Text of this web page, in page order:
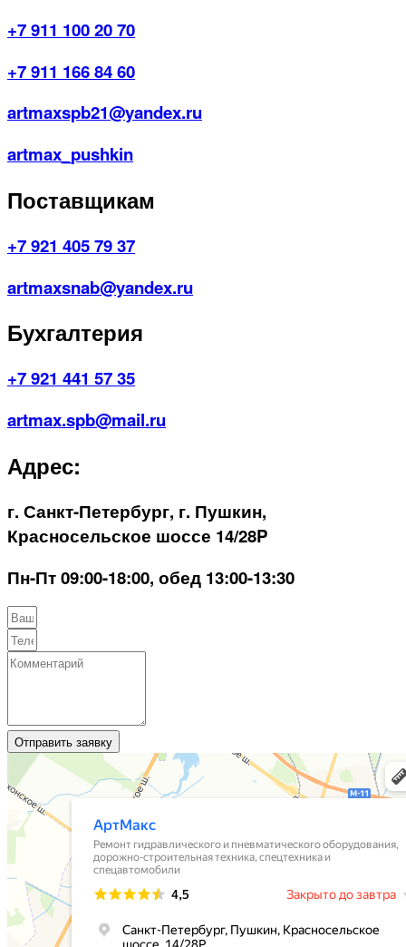
+7 911 100 20 70
+7 911 166 84 60
artmaxspb21@yandex.ru
artmax_pushkin
Поставщикам
+7 921 405 79 37
artmaxsnab@yandex.ru
Бухгалтерия
+7 921 441 57 35
artmax.spb@mail.ru
Адрес:
г. Санкт-Петербург, г. Пушкин,
Красносельское шоссе 14/28P
Пн-Пт 09:00-18:00, обед 13:00-13:30
Отправить заявку